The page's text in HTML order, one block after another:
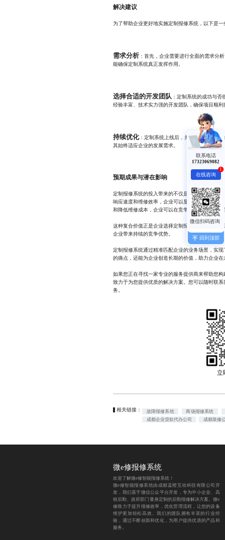
解决建议
为了帮助企业更好地实施定制报修系统，以下是
需求分析 ：首先，企业需要进行全面的需求分
能确保定制系统真正发挥作用。
选择合适的开发团队 ：定制系统的成功与
经验丰富、技术实力强的开发团队，确保项目顺利
持续优化：定制系统上线后，并不意味着工作
其始终适应企业的发展需求。
预期成果与潜在影响
定制报修系统的投入带来的不仅是短期的成本优
响应速度和维修效率，企业可以显著改善客户体
和降低维修成本，企业可以在竞争中占据更有利的
这种复合价值正是企业选择定制报修系统的根本
企业带来持续的竞争优势。
定制报修系统通过精准匹配企业的业务场景，实
的痛点，还能为企业创造长期的价值，助力企业
如果您正在寻找一家专业的服务提供商来帮助您
致力于为您提供优质的解决方案。您可以随时联
务。
立
相关链接： 故障报修系统
商场报修系统
成都企业贷款代办公司
成都装修
微e修报修系统
欢迎了解微e修智能报修系统！
微e修智能报修系统由成都蓝橙互动科技有限公司开
发，我们基于微信公众平台开发，专为中小企业、高
校后勤、政府部门量身定制的后勤报修解决方案。微e
修致力于提升报修效率，优化管理流程，让您的设备
维护更加轻松高效。我们的团队拥有丰富的行业经
验，通过不断创新和优化，为用户提供优质的产品和
服务。
联系电话
17323069082
在线咨询
1
回到顶部